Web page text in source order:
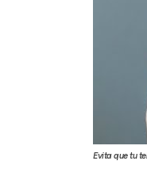
Evita que tu